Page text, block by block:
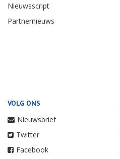
Nieuwsscript
Partnernieuws
VOLG ONS
Nieuwsbrief
Twitter
Facebook